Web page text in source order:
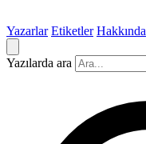
Yazarlar Etiketler Hakkında
Yazılarda ara